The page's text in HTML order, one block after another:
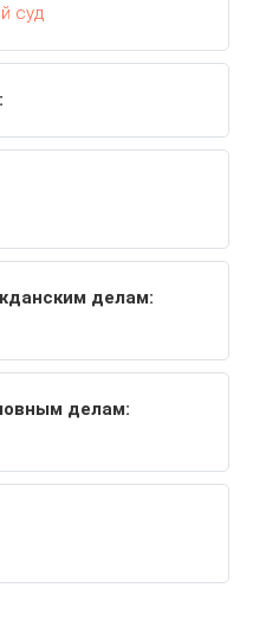
суд
делам:
делам: